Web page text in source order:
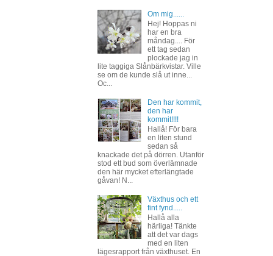
Om mig......
Hej! Hoppas ni
har en bra
måndag.... För
ett tag sedan
plockade jag in
lite taggiga Slånbärkvistar. Ville
se om de kunde slå ut inne...
Oc...
Den har kommit,
den har
kommit!!!!
Hallå! För bara
en liten stund
sedan så
knackade det på dörren. Utanför
stod ett bud som överlämnade
den här mycket efterlängtade
gåvan! N...
Växthus och ett
fint fynd.....
Hallå alla
härliga! Tänkte
att det var dags
med en liten
lägesrapport från växthuset. En